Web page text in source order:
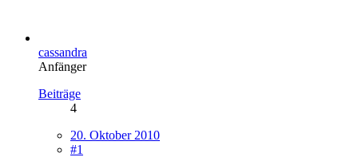
cassandra
Anfänger
Beiträge
4
20. Oktober 2010
#1